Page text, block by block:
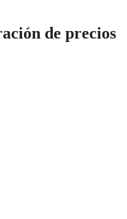
de precios